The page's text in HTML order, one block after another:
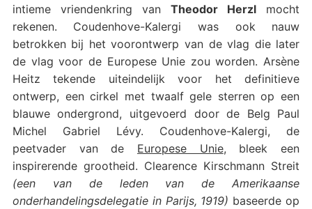
intieme vriendenkring van Theodor Herzlmocht
rekenen. Coudenhove-Kalergi was ook nauw
betrokken bij het voorontwerp van de vlag die later
de vlag voor de Europese Unie zou worden. Arsène
Heitz tekende uiteindelijk voor het definitieve
ontwerp, een cirkel met twaalf gele sterren op een
blauwe ondergrond, uitgevoerd door de Belg Paul
Michel Gabriel Lévy. Coudenhove-Kalergi, de
peetvader van de Europese Unie, bleek een
inspirerende grootheid. Clearence Kirschmann Streit
(een van de leden van de Amerikaanse
onderhandelingsdelegatie in Parijs, 1919) baseerde op